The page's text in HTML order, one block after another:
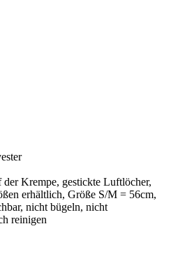
Krempe, gestickte Luftlöcher,
erhältlich, Größe S/M = 56cm,
nicht bügeln, nicht
reinigen